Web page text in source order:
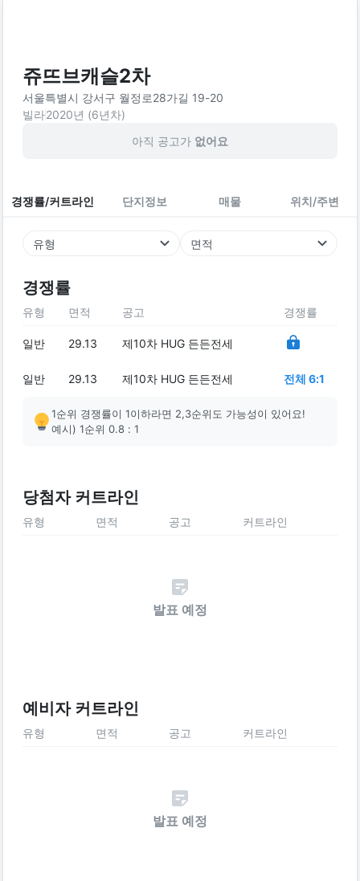
쥬뜨브캐슬2차
서울특별시 강서구 월정로28가길 19-20
빌라2020년 (6년차)
아직 공고가 없어요
경쟁률/커트라인 단지정보 매물 위치/주변
유형 면적
경쟁률
유형 면적 공고 경쟁률
일반 29.13 제10차 HUG 든든전세
일반 29.13 제10차 HUG 든든전세 전체 6:1
1순위 경쟁률이 1이하라면 2,3순위도 가능성이 있어요!
예시) 1순위 0.8 : 1
당첨자 커트라인
유형 면적 공고 커트라인
발표 예정
예비자 커트라인
유형 면적 공고 커트라인
발표 예정